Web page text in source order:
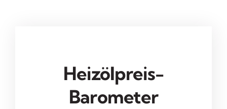
Heizölpreis-
Barometer